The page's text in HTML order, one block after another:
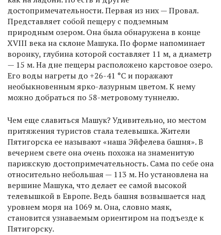
достопримечательности. Первая из них — Провал.
Представляет собой пещеру с подземным
природным озером. Она была обнаружена в конце
XVIII века на склоне Машука. По форме напоминает
воронку, глубина которой составляет 11 м, а диаметр
— 15 м. На дне пещеры расположено карстовое озеро.
Его воды нагреты до +26-41 °С и поражают
необыкновенным ярко-лазурным цветом. К нему
можно добраться по 58-метровому туннелю.
Чем еще славиться Машук? Удивительно, но местом
притяжения туристов стала телевышка. Жители
Пятигорска ее называют «наша Эйфелева башня». В
вечернем свете она очень похожа на знаменитую
парижскую достопримечательность. Сама по себе она
относительно небольшая — 113 м. Но установлена на
вершине Машука, что делает ее самой высокой
телевышкой в Европе. Ведь башня возвышается над
уровнем моря на 1069 м. Она, словно маяк,
становится узнаваемым ориентиром на подъезде к
Пятигорску.